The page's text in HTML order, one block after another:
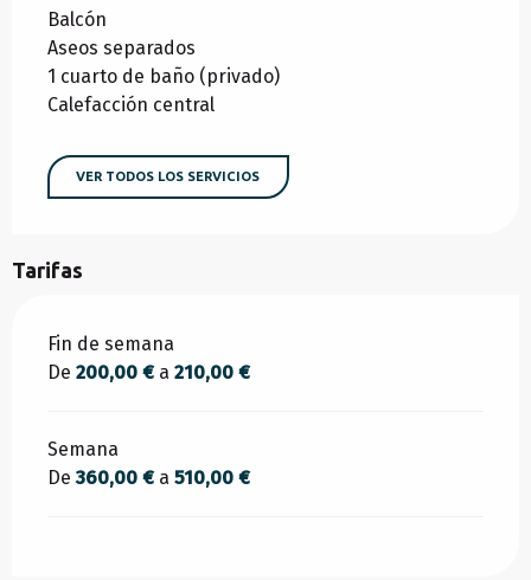
Balcón
Aseos separados
1 cuarto de baño (privado)
Calefacción central
VER TODOS LOS SERVICIOS
Tarifas
Tarifas 2026
Fin de semana
De 200,00 €a 210,00 €
Semana
De360,00 €a 510,00 €